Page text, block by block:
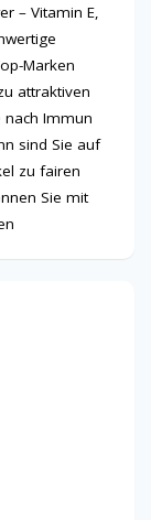
– Vitamin E,
Marken
attraktiven
nach Immun
sind Sie auf
zu fairen
Sie mit